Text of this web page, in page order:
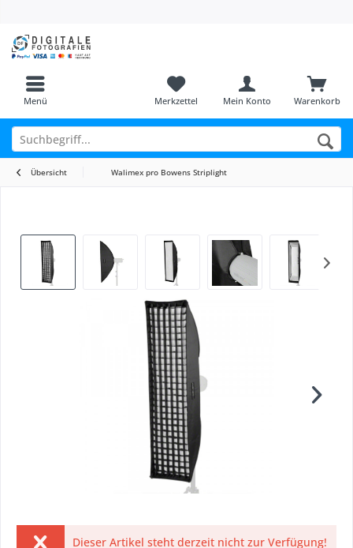
Menü Warenkorb
Merkzettel Mein Konto
Übersicht Walimex pro Bowens Striplight
Dieser Artikel steht derzeit nicht zur Verfügung!